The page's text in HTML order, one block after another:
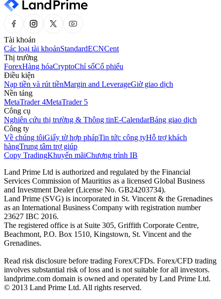
Tài khoản
Các loại tài khoảnStandardECNCent
Thị trường
ForexHàng hóaCryptoChỉ sốCổ phiếu
Điều kiện
Nạp tiền và rút tiềnMargin and LeverageGiờ giao dịch
Nền tảng
MetaTrader 4MetaTrader 5
Công cụ
Nghiên cứu thị trường & Thông tinE-CalendarBảng giao dịch
Công ty
Về chúng tôiGiấy tờ hợp phápTin tức công tyHỗ trợ khách
hàngTrung tâm trợ giúp
Copy TradingKhuyến mãiChương trình IB
Land Prime Ltd is authorized and regulated by the Financial
Services Commission of Mauritius as a licensed Global Business
and Investment Dealer (License No. GB24203734).
Land Prime (SVG) is incorporated in St. Vincent & the Grenadines
as an International Business Company with registration number
23627 IBC 2016.
The registered office is at Suite 305, Griffith Corporate Centre,
Beachmont, P.O. Box 1510, Kingstown, St. Vincent and the
Grenadines.
Read risk disclosure before trading Forex/CFDs. Forex/CFD trading
involves substantial risk of loss and is not suitable for all investors.
landprime.com domain is owned and operated by Land Prime Ltd.
© 2013 Land Prime Ltd. All rights reserved.